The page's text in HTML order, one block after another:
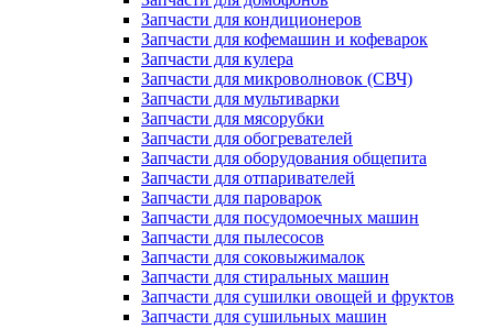
Запчасти для кондиционеров
Запчасти для кофемашин и кофеварок
Запчасти для кулера
Запчасти для микроволновок (СВЧ)
Запчасти для мультиварки
Запчасти для мясорубки
Запчасти для обогревателей
Запчасти для оборудования общепита
Запчасти для отпаривателей
Запчасти для пароварок
Запчасти для посудомоечных машин
Запчасти для пылесосов
Запчасти для соковыжималок
Запчасти для стиральных машин
Запчасти для сушилки овощей и фруктов
Запчасти для сушильных машин